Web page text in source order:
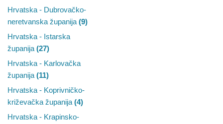
Hrvatska - Dubrovačko-
neretvanska županija (9)
Hrvatska - Istarska
županija (27)
Hrvatska - Karlovačka
županija (11)
Hrvatska - Koprivničko-
križevačka županija (4)
Hrvatska - Krapinsko-